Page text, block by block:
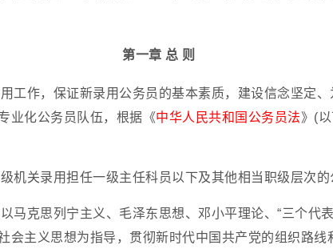
第一章 总 则
工作，保证新录用公务员的基本素质，建设信念坚定
业化公务员队伍，根据《中华人民共和国公务员法》(
机关录用担任一级主任科员以下及其他相当职级层次的
马克思列宁主义、毛泽东思想、邓小平理论、“三个代
会主义思想为指导，贯彻新时代中国共产党的组织路线